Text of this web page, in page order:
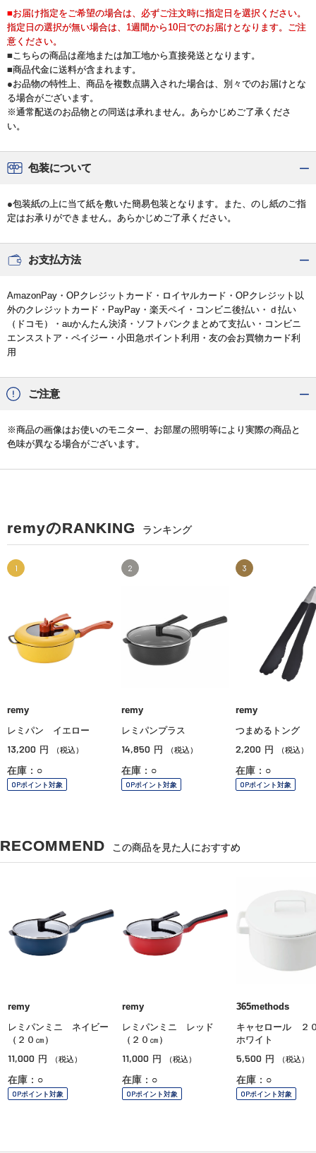
■お届け指定をご希望の場合は、必ずご注文時に指定日を選択ください。
指定日の選択が無い場合は、1週間から10日でのお届けとなります。ご注
意ください。
■こちらの商品は産地または加工地から直接発送となります。
■商品代金に送料が含まれます。
●お品物の特性上、商品を複数点購入された場合は、別々でのお届けとな
る場合がございます。
※通常配送のお品物との同送は承れません。あらかじめご了承くださ
い。
包装について
●包装紙の上に当て紙を敷いた簡易包装となります。また、のし紙のご指
定はお承りができません。あらかじめご了承ください。
お支払方法
AmazonPay・OPクレジットカード・ロイヤルカード・OPクレジット以
外のクレジットカード・PayPay・楽天ペイ・コンビニ後払い・ｄ払い
（ドコモ）・auかんたん決済・ソフトバンクまとめて支払い・コンビニ
エンスストア・ペイジー・小田急ポイント利用・友の会お買物カード利
用
ご注意
※商品の画像はお使いのモニター、お部屋の照明等により実際の商品と
色味が異なる場合がございます。
remyのRANKING ランキング
1
remy
レミパン イエロー
13,200 円 （税込）
在庫：○
OPポイント対象
2
remy
レミパンプラス
14,850 円 （税込）
在庫：○
OPポイント対象
3
remy
つまめるトング
2,200 円 （税込）
在庫：○
OPポイント対象
RECOMMEND この商品を見た人におすすめ
remy
レミパンミニ ネイビー
（２０㎝）
11,000 円 （税込）
在庫：○
OPポイント対象
remy
レミパンミニ レッド
（２０㎝）
11,000 円 （税込）
在庫：○
OPポイント対象
365methods
キャセロール
ホワイト
5,500 円 （税込）
在庫：○
OPポイント対象